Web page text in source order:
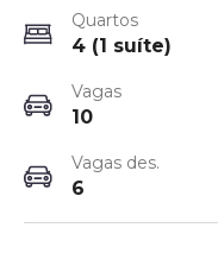
Quartos
4 (1 suíte)
Vagas
10
Vagas des.
6